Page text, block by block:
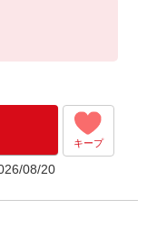
キープ
08/20